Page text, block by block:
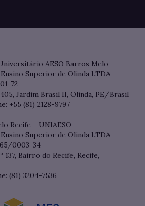
AESO Barros Melo
Ensino Superior de Olinda LTDA
72
Jardim Brasil II, Olinda, PE/Brasil
+55 (81) 2128-9797
Recife - UNIAESO
Ensino Superior de Olinda LTDA
0003-34
137, Bairro do Recife, Recife,
(81) 3204-7536